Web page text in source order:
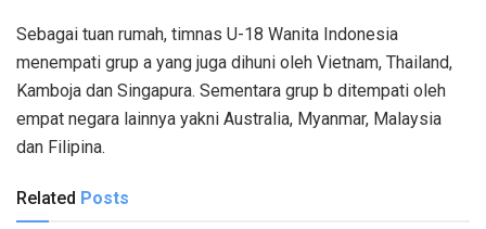
Sebagai tuan rumah, timnas U-18 Wanita Indonesia
menempati grup a yang juga dihuni oleh Vietnam, Thailand,
Kamboja dan Singapura. Sementara grup b ditempati oleh
empat negara lainnya yakni Australia, Myanmar, Malaysia
dan Filipina.
Related Posts